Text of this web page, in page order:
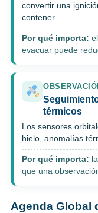
convertir una
contener.
Por qué importa:
evacuar puede
térmicos
Los sensores
hielo, anomalías
Por qué importa:
que una
Agenda Global